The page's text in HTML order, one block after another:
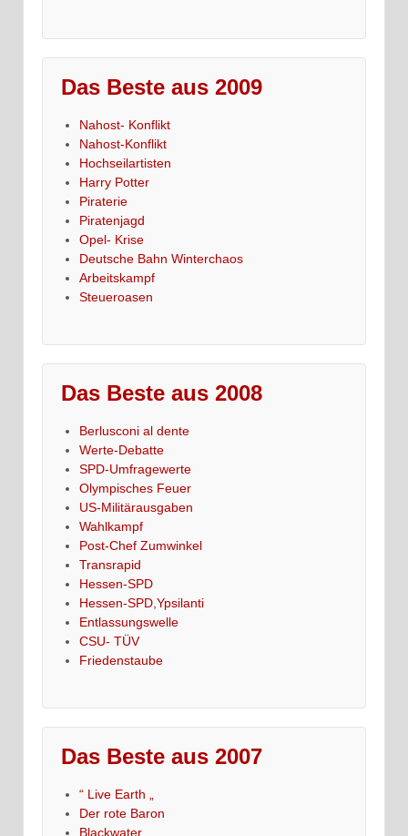
Das Beste aus 2009
Nahost- Konflikt
Nahost-Konflikt
Hochseilartisten
Harry Potter
Piraterie
Piratenjagd
Opel- Krise
Deutsche Bahn Winterchaos
Arbeitskampf
Steueroasen
Das Beste aus 2008
Berlusconi al dente
Werte-Debatte
SPD-Umfragewerte
Olympisches Feuer
US-Militärausgaben
Wahlkampf
Post-Chef Zumwinkel
Transrapid
Hessen-SPD
Hessen-SPD,Ypsilanti
Entlassungswelle
CSU- TÜV
Friedenstaube
Das Beste aus 2007
“ Live Earth „
Der rote Baron
Blackwater